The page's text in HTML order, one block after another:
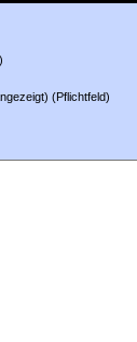
(Pflichtfeld)